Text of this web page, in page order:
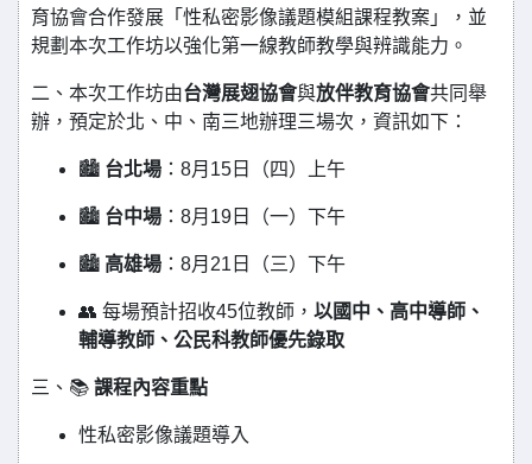
育協會合作發展「性私密影像議題模組課程教案」，並
規劃本次工作坊以強化第一線教師教學與辨識能力。
二、本次工作坊由台灣展翅協會與放伴教育協會共同舉
辦，預定於北、中、南三地辦理三場次，資訊如下：
🏙️ 台北場 ：8月15日（四）上午
🏙️ 台中場 ：8月19日（一）下午
🏙️ 高雄場 ：8月21日（三）下午
👥 每場預計招收45位教師， 以國中、高中導師、
輔導教師、公民科教師優先錄取
三、📚 課程內容重點
性私密影像議題導入